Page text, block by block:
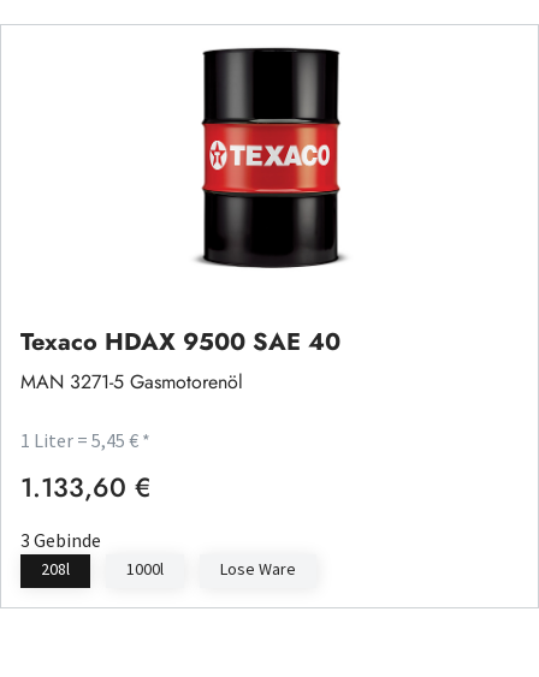
Texaco HDAX 9500 SAE 40
MAN 3271-5 Gasmotorenöl
1 Liter = 5,45 € *
Regulärer Preis:
1.133,60 €
3 Gebinde
208l 1000l Lose Ware